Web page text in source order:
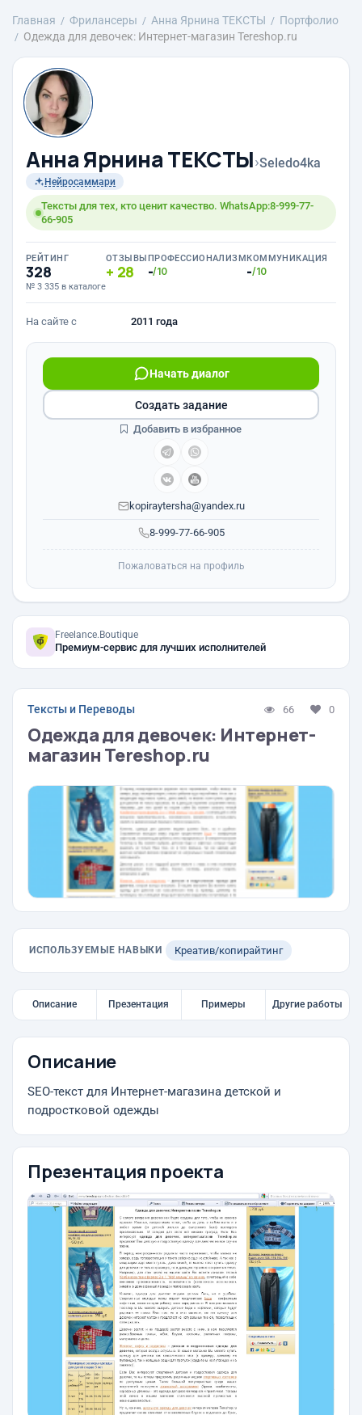
Главная Фрилансеры Анна Ярнина ТЕКСТЫ
Портфолио
Одежда для девочек: Интернет-магазин Tereshop.ru
Анна Ярнина ТЕКСТЫ›Seledo4ka
Нейросаммари
Тексты для тех, кто ценит качество. WhatsApp:8-999-77-
66-905
РЕЙТИНГ
328
№ 3 335 в каталоге
ОТЗЫВЫ
28
ПРОФЕССИОНАЛИЗМ
-/10
КОММУНИКАЦИЯ
-/10
На сайте с 2011 года
8-999-77-66-905
Начать диалог
kopiraytersha@yandex.ru
Создать задание
Добавить в избранное
Пожаловаться на профиль
Freelance.Boutique
Премиум-сервис для лучших исполнителей
Тексты и Переводы 66 0
Одежда для девочек: Интернет-
магазин Tereshop.ru
ИСПОЛЬЗУЕМЫЕ НАВЫКИ Креатив/копирайтинг
Описание Презентация Примеры Другие работы
Описание
SEO-текст для Интернет-магазина детской и
подростковой одежды
Презентация проекта